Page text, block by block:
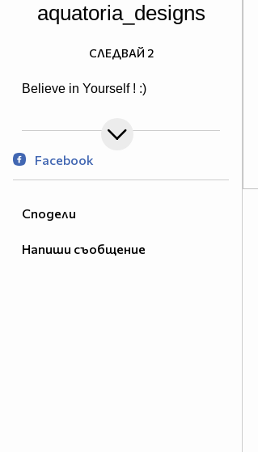
Сподели
Напиши съобщение
aquatoria_designs
Believe in Yourself ! :)
СЛЕДВАЙ 2
Facebook